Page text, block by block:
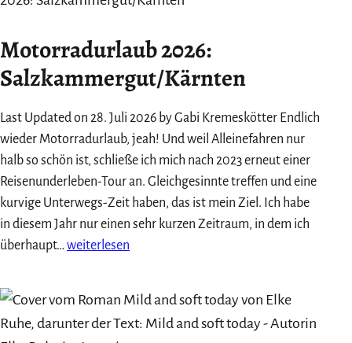
Motorradurlaub 2026:
Salzkammergut/Kärnten
Last Updated on 28. Juli 2026 by Gabi Kremeskötter Endlich
wieder Motorradurlaub, jeah! Und weil Alleinefahren nur
halb so schön ist, schließe ich mich nach 2023 erneut einer
Reisenunderleben-Tour an. Gleichgesinnte treffen und eine
kurvige Unterwegs-Zeit haben, das ist mein Ziel. Ich habe
in diesem Jahr nur einen sehr kurzen Zeitraum, in dem ich
überhaupt… Motorradurlaub
weiterlesen